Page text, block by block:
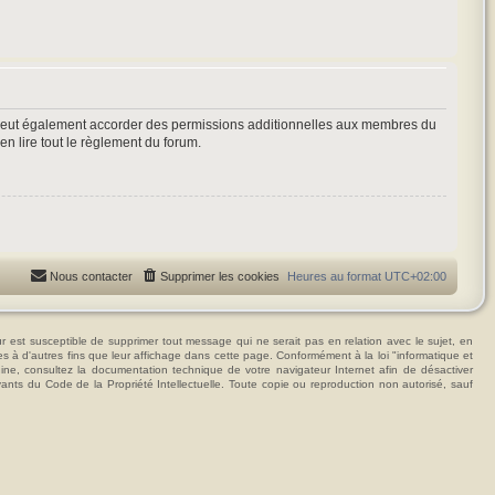
également accorder des permissions additionnelles aux membres du
lire tout le règlement du forum.
Heures au formatUTC+02:00
Supprimer les cookies
Nous contacter
susceptible de supprimer tout message qui ne serait pas en relation avec le sujet, en
à d'autres fins que leur affichage dans cette page. Conformément à la loi "informatique et
consultez la documentation technique de votre navigateur Internet afin de désactiver
du Code de la Propriété Intellectuelle. Toute copie ou reproduction non autorisé, sauf